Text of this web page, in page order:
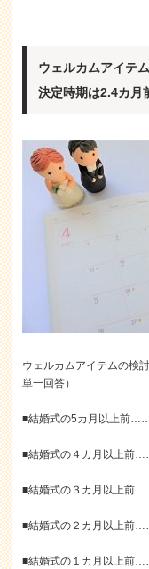
ウェルカムアイテ
決定時期は2.4カ月
ウェルカムアイテムの検
単一回答）
■結婚式の5カ月以上
■結婚式の４カ月以上
■結婚式の３カ月以上
■結婚式の２カ月以上
■結婚式の１カ月以上